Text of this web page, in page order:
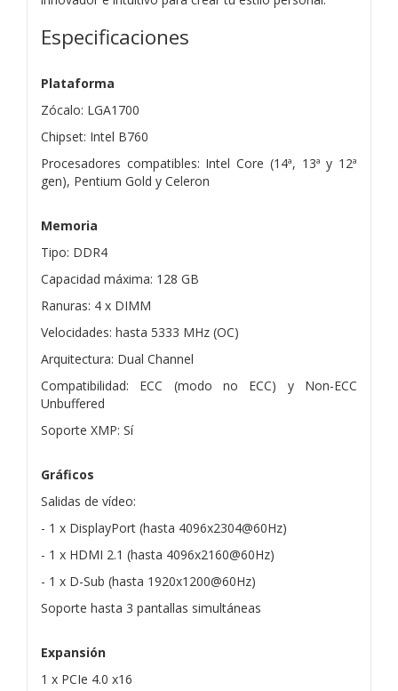
Especificaciones
Plataforma
Zócalo: LGA1700
Chipset: Intel B760
Procesadores compatibles: Intel Core (14ª, 13ª y 12ª
gen), Pentium Gold y Celeron
Memoria
Tipo: DDR4
Capacidad máxima: 128 GB
Ranuras: 4 x DIMM
Velocidades: hasta 5333 MHz (OC)
Arquitectura: Dual Channel
Compatibilidad: ECC (modo no ECC) y Non-ECC
Unbuffered
Soporte XMP: Sí
Gráficos
Salidas de vídeo:
- 1 x DisplayPort (hasta 4096x2304@60Hz)
- 1 x HDMI 2.1 (hasta 4096x2160@60Hz)
- 1 x D-Sub (hasta 1920x1200@60Hz)
Soporte hasta 3 pantallas simultáneas
Expansión
1 x PCIe 4.0 x16